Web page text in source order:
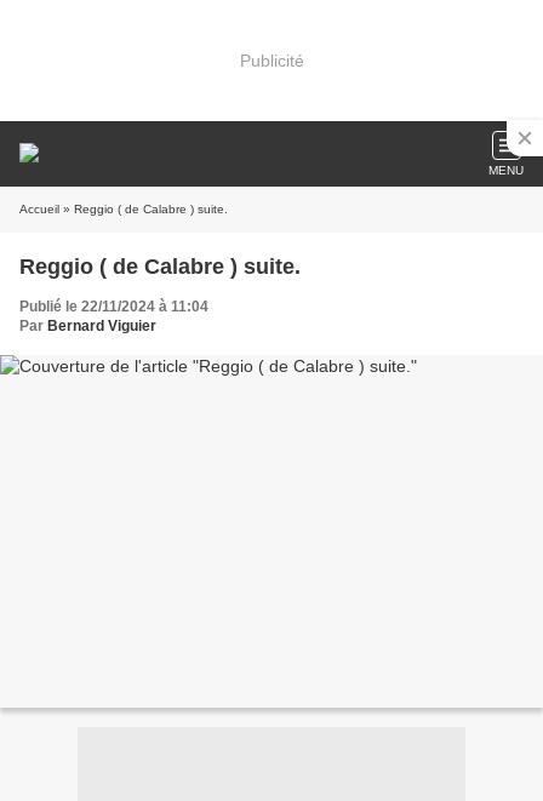
Publicité
MENU
Accueil » Reggio ( de Calabre ) suite.
Reggio ( de Calabre ) suite.
Publié le 22/11/2024 à 11:04
Par Bernard Viguier